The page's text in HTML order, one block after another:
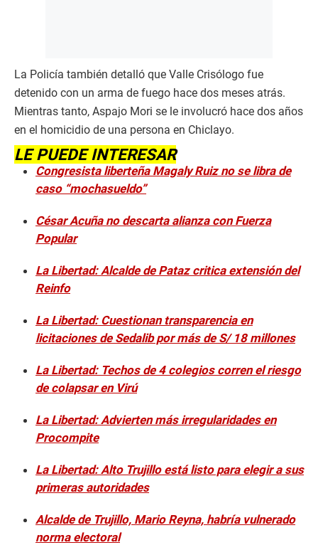
La Policía también detalló que Valle Crisólogo fue
detenido con un arma de fuego hace dos meses atrás.
Mientras tanto, Aspajo Mori se le involucró hace dos años
en el homicidio de una persona en Chiclayo.
LE PUEDE INTERESAR
Congresista liberteña Magaly Ruiz no se libra de
caso “mochasueldo”
César Acuña no descarta alianza con Fuerza
Popular
La Libertad: Alcalde de Pataz critica extensión del
Reinfo
La Libertad: Cuestionan transparencia en
licitaciones de Sedalib por más de S/ 18 millones
La Libertad: Techos de 4 colegios corren el riesgo
de colapsar en Virú
La Libertad: Advierten más irregularidades en
Procompite
La Libertad: Alto Trujillo está listo para elegir a sus
primeras autoridades
Alcalde de Trujillo, Mario Reyna, habría vulnerado
norma electoral